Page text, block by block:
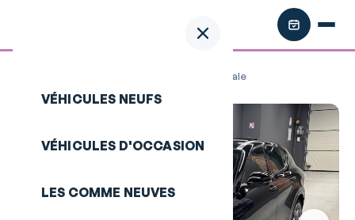
VÉHICULES NEUFS
VÉHICULES D'OCCASION
LES COMME NEUVES
ALFA ROMEO Tonale